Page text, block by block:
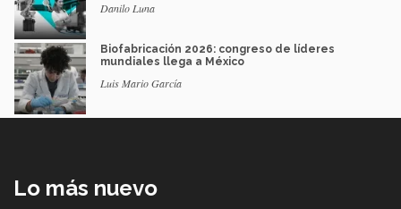
Danilo Luna
Biofabricación 2026: congreso de líderes
mundiales llega a México
Luis Mario García
Lo más nuevo